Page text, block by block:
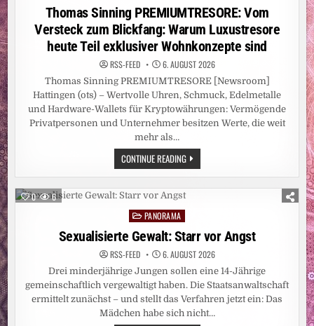
in
Thomas Sinning PREMIUMTRESORE: Vom
Versteck zum Blickfang: Warum Luxustresore
heute Teil exklusiver Wohnkonzepte sind
RSS-FEED 6. AUGUST 2026
Thomas Sinning PREMIUMTRESORE [Newsroom]
Hattingen (ots) – Wertvolle Uhren, Schmuck, Edelmetalle
und Hardware-Wallets für Kryptowährungen: Vermögende
Privatpersonen und Unternehmer besitzen Werte, die weit
mehr als…
CONTINUE READINGTHOMAS
SINNING
PREMIUMTRESORE:
VOM
VERSTECK
LUXUSTRESORE
HEUTE
TEIL
EXKLUSIVER
WOHNKONZEPTE
SIND
0 6
Posted
in
PANORAMA
Sexualisierte Gewalt: Starr vor Angst
RSS-FEED 6. AUGUST 2026
Drei minderjährige Jungen sollen eine 14-Jährige
gemeinschaftlich vergewaltigt haben. Die Staatsanwaltschaft
ermittelt zunächst – und stellt das Verfahren jetzt ein: Das
Mädchen habe sich nicht…